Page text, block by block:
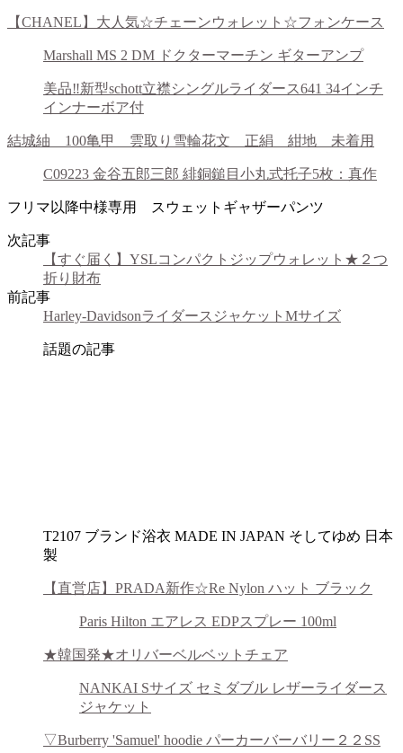
【CHANEL】大人気☆チェーンウォレット☆フォンケース
Marshall MS 2 DM ドクターマーチン ギターアンプ
美品‼️新型schott立襟シングルライダース641 34インチ
インナーボア付
結城紬 100亀甲 雲取り雪輪花文 正絹 紺地 未着用
C09223 金谷五郎三郎 緋銅鎚目小丸式托子5枚：真作
フリマ以降中様専用 スウェットギャザーパンツ
次記事
【すぐ届く】YSLコンパクトジップウォレット★２つ
折り財布
前記事
Harley-DavidsonライダースジャケットMサイズ
話題の記事
T2107 ブランド浴衣 MADE IN JAPAN そしてゆめ 日本
製
【直営店】PRADA新作☆Re Nylon ハット ブラック
Paris Hilton エアレス EDPスプレー 100ml
★韓国発★オリバーベルベットチェア
NANKAI Sサイズ セミダブル レザーライダース
ジャケット
▽Burberry 'Samuel' hoodie パーカーバーバリー２２SS